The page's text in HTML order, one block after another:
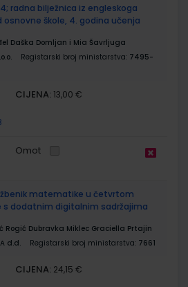
4; radna bilježnica iz engleskoga
škole, 4. godina učenja
Daška Domljan i Mia Šavrljuga
Registarski broj ministarstva: 7495-
CIJENA: 13,00 €
Omot
matematike u četvrtom
s dodatnim digitalnim sadržajima
Rogić Dubravka Miklec Graciella Prtajin
d.d. Registarski broj ministarstva: 7661
CIJENA: 24,15 €